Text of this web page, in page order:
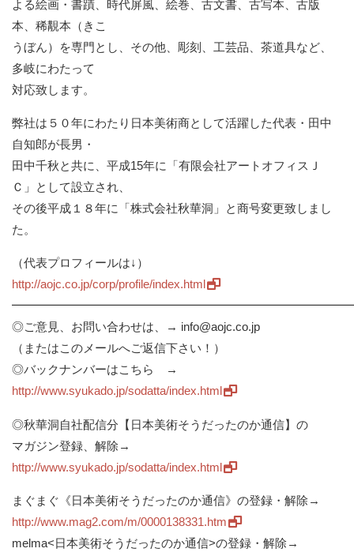
よる絵画・書蹟、時代屏風、絵巻、古文書、古写本、古版
本、稀覯本（きこ
うぼん）を専門とし、その他、彫刻、工芸品、茶道具など、
多岐にわたって
対応致します。
弊社は５０年にわたり日本美術商として活躍した代表・田中
自知郎が長男・
田中千秋と共に、平成15年に「有限会社アートオフィスＪ
Ｃ」として設立され、
その後平成１８年に「株式会社秋華洞」と商号変更致しまし
た。
（代表プロフィールは↓）
http://aojc.co.jp/corp/profile/index.html
◎ご意見、お問い合わせは、→ info@aojc.co.jp
（またはこのメールへご返信下さい！）
◎バックナンバーはこちら →
http://www.syukado.jp/sodatta/index.html
◎秋華洞自社配信分【日本美術そうだったのか通信】の
マガジン登録、解除→
http://www.syukado.jp/sodatta/index.html
まぐまぐ《日本美術そうだったのか通信》の登録・解除→
http://www.mag2.com/m/0000138331.htm
melma<日本美術そうだったのか通信>の登録・解除→